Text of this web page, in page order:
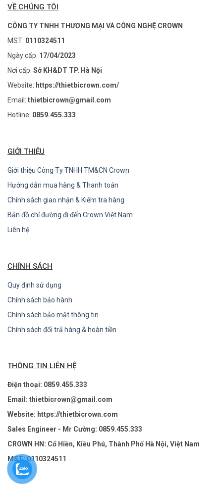
VỀ CHÚNG TÔI
CÔNG TY TNHH THƯƠNG MẠI VÀ CÔNG NGHỆ CROWN
MST: 0110324511
Ngày cấp: 17/04/2023
Nơi cấp: Sở KH&DT TP. Hà Nội
Website: https://thietbicrown.com/
Email: thietbicrown@gmail.com
Hotline: 0859.455.333
GIỚI THIỆU
Giới thiệu Công Ty TNHH TM&CN Crown
Hướng dẫn mua hàng & Thanh toán
Chính sách giao nhận & Kiểm tra hàng
Bản đồ chỉ đường đi đến Crown Việt Nam
Liên hệ
CHÍNH SÁCH
Quy định sử dụng
Chính sách bảo hành
Chính sách bảo mật thông tin
Chính sách đổi trả hàng & hoàn tiền
THÔNG TIN LIÊN HỆ
Điện thoại: 0859.455.333
Email: thietbicrown@gmail.com
Website: https://thietbicrown.com
Sales Engineer - Mr Cường: 0859.455.333
CROWN HN: Cổ Hiền, Kiều Phú, Thành Phố Hà Nội, Việt Nam
MST: 0110324511